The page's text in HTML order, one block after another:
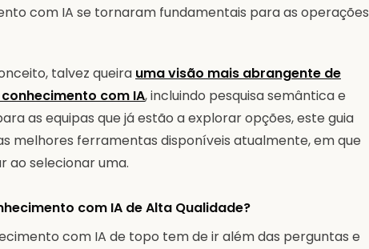
com IA se tornaram fundamentais para as operações
talvez queira uma visão mais abrangente de
com IA, incluindo pesquisa semântica e
as equipas que já estão a explorar opções, este guia
melhores ferramentas disponíveis atualmente, em que
ao selecionar uma.
com IA de Alta Qualidade?
com IA de topo tem de ir além das perguntas e